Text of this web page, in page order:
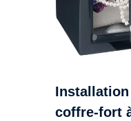
coffre-fort